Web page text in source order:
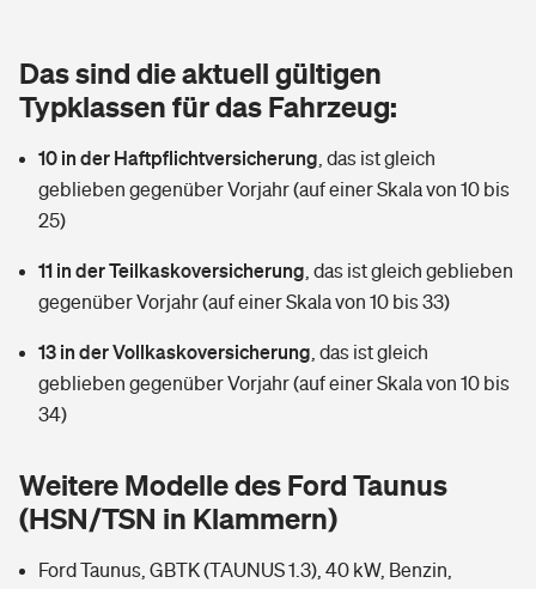
Tools
Wer versichert was: Jetzt Versicherer finden
Sie haben Fragen?
Glasversicherung
Mietkautionsversicherung
Restkreditversicherung
Tools
Hochwasser-Check: Wie gefährdet ist Ihr Haus?
Kinderunfall­ver­si­che­rung
Kinderinvalidität
Hundehalter-Haftpflicht
Handyversicherung
Private Cyberversicherung
Dread-Disease-Versicherung
Tierkrankenversicherung
Zur Übersicht
Tools
Wer versichert was: Jetzt Versicherer finden
Rentenrechner: Wie viel Geld bekomme ich im Alter?
Das sind die aktuell gültigen
Typklassen für das Fahrzeug:
10 in der Haftpflichtversicherung das ist gleich
geblieben gegenüber Vorjahr (auf einer Skala von 10 bis
25)
11 in der Teilkaskoversicherung das ist gleich geblieben
gegenüber Vorjahr (auf einer Skala von 10 bis 33)
13 in der Vollkaskoversicherung das ist gleich
geblieben gegenüber Vorjahr (auf einer Skala von 10 bis
34)
Weitere Modelle des Ford Taunus
(HSN/TSN in Klammern)
Ford Taunus, GBTK (TAUNUS 1.3), 40 kW, Benzin,